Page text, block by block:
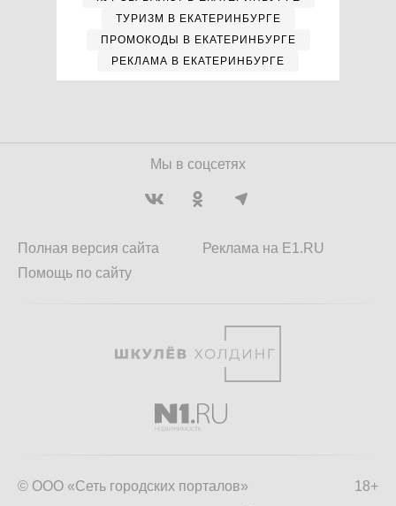
ТУРИЗМ В ЕКАТЕРИНБУРГЕ
ПРОМОКОДЫ В ЕКАТЕРИНБУРГЕ
РЕКЛАМА В ЕКАТЕРИНБУРГЕ
Мы в соцсетях
Полная версия сайта
Помощь по сайту
Реклама на E1.RU
18+
© ООО «Сеть городских порталов»